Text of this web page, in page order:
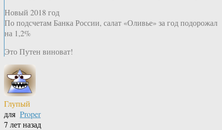
Новый 2018 год
По подсчетам Банка России, салат «Оливье» за год подорожал
на 1,2%
Это Путен виноват!
Глупый
для Proper
7 лет назад